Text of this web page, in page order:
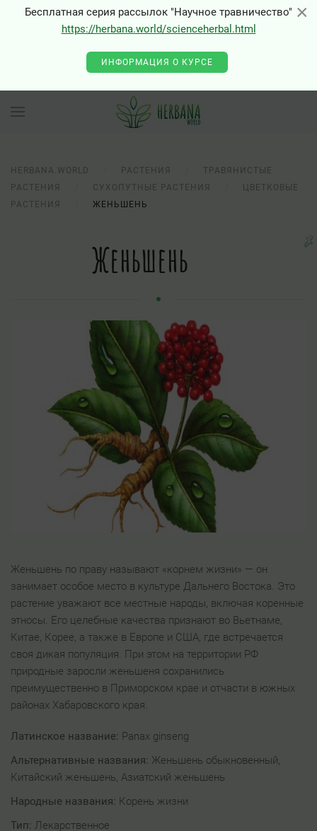
×
Бесплатная серия рассылок "Научное травничество"
https://herbana.world/scienceherbal.html
ИНФОРМАЦИЯ О КУРСЕ
HERBANA.WORLD РАСТЕНИЯ
ТРАВЯНИСТЫЕ
РАСТЕНИЯ
СУХОПУТНЫЕ РАСТЕНИЯ
ЦВЕТКОВЫЕ
РАСТЕНИЯ
ЖЕНЬШЕНЬ
Женьшень
Женьшень по праву называют «корнем жизни» — он
занимает особое место в культуре Дальнего Востока. Это
растение уважают все местные народы, включая коренные
этносы. Его целебные качества признают во Вьетнаме,
Китае, Корее, а также в Европе и США, где встречается
своя дикая популяция. При этом на территории РФ
природные заросли женьшеня сохранились
преимущественно в Приморском крае и отчасти в южных
районах Хабаровского края.
Латинское название: Panax ginseng
Альтернативные названия: Женьшень обыкновенный,
Китайский женьшень, Азиатский женьшень
Народные названия: Корень жизни
Тип: Лекарственное
×